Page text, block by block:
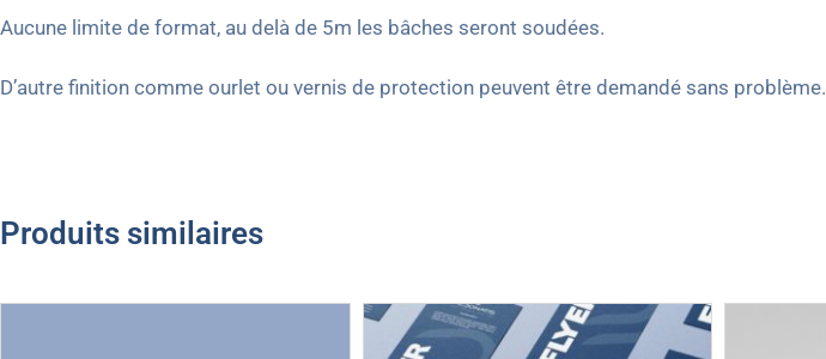
Aucune limite de format, au delà de 5m les bâches seront soudées.
D’autre finition comme ourlet ou vernis de protection peuvent être demandé sans problème.
Produits similaires